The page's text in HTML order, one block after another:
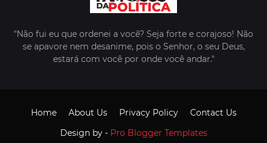
"Não fui eu que ordenei a você? Seja forte e corajoso! Não
se apavore nem desanime, pois o Senhor, o seu Deus,
estará com você por onde você andar."
Design by - Pro Blogger Templates
Home About Us Privacy Policy Contact Us